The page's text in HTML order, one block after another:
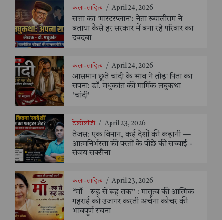
कला-साहित्य / April 24, 2026
सत्ता का 'मास्टरप्लान': नेता ख्यालीराम ने
बताया कैसे हर सरकार में बना रहे परिवार का
दबदबा
कला-साहित्य / April 24, 2026
आसमान छूते चांदी के भाव ने तोड़ा पिता का
सपना: डॉ. मधुकांत की मार्मिक लघुकथा
'चांदी'
टेक्नोलॉजी / April 23, 2026
तेजस: एक विमान, कई देशों की कहानी —
आत्मनिर्भरता की परतों के पीछे की सच्चाई -
संजय सक्सैना
कला-साहित्य / April 23, 2026
“माँ – रूह से रूह तक” : मातृत्व की आत्मिक
गहराई को उजागर करती अर्चना कोचर की
भावपूर्ण रचना